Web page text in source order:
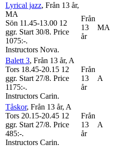
Lyrical jazz, Från 13 år,
MA
Sön 11.45-13.00 12
ggr. Start 30/8. Price
1075:-.
Instructors Nova.
Från
13
år
MA
Balett 3, Från 13 år, A
Tors 18.45-20.15 12
ggr. Start 27/8. Price
1175:-.
Instructors Carin.
Från
13
år
A
Tåskor, Från 13 år, A
Tors 20.15-20.45 12
ggr. Start 27/8. Price
485:-.
Instructors Carin.
Från
13
år
A